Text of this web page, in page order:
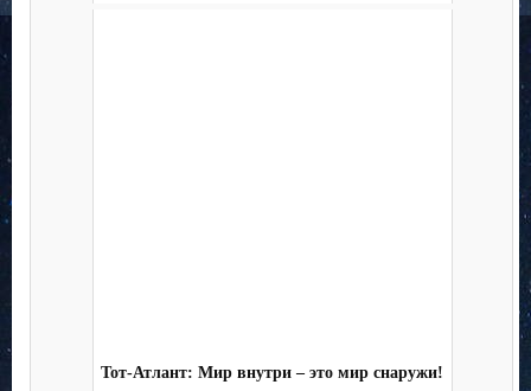
Тот-Атлант: Мир внутри – это мир снаружи!